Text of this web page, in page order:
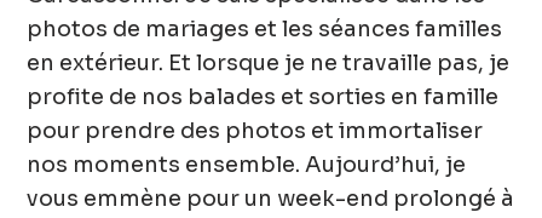
photos de mariages et les séances familles
en extérieur. Et lorsque je ne travaille pas, je
profite de nos balades et sorties en famille
pour prendre des photos et immortaliser
nos moments ensemble. Aujourd’hui, je
vous emmène pour un week-end prolongé à